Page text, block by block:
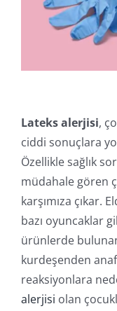
Lateks alerjisi,
ciddi sonuçlara
Özellikle sağlık
müdahale gören
karşımıza çıkar.
bazı oyuncaklar
ürünlerde
kurdeşenden
reaksiyonlara
alerjisi olan